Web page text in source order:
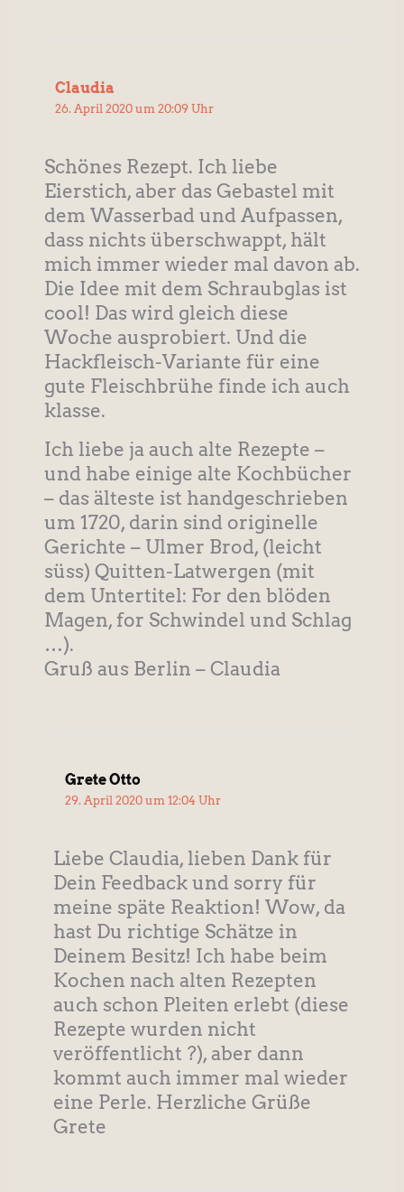
Claudia
26. April 2020 um 20:09 Uhr
Schönes Rezept. Ich liebe
Eierstich, aber das Gebastel mit
dem Wasserbad und Aufpassen,
dass nichts überschwappt, hält
mich immer wieder mal davon ab.
Die Idee mit dem Schraubglas ist
cool! Das wird gleich diese
Woche ausprobiert. Und die
Hackfleisch-Variante für eine
gute Fleischbrühe finde ich auch
klasse.
Ich liebe ja auch alte Rezepte –
und habe einige alte Kochbücher
– das älteste ist handgeschrieben
um 1720, darin sind originelle
Gerichte – Ulmer Brod, (leicht
süss) Quitten-Latwergen (mit
dem Untertitel: For den blöden
Magen, for Schwindel und Schlag
…).
Gruß aus Berlin – Claudia
Grete Otto
29. April 2020 um 12:04 Uhr
Liebe Claudia, lieben Dank für
Dein Feedback und sorry für
meine späte Reaktion! Wow, da
hast Du richtige Schätze in
Deinem Besitz! Ich habe beim
Kochen nach alten Rezepten
auch schon Pleiten erlebt (diese
Rezepte wurden nicht
veröffentlicht ?), aber dann
kommt auch immer mal wieder
eine Perle. Herzliche Grüße
Grete